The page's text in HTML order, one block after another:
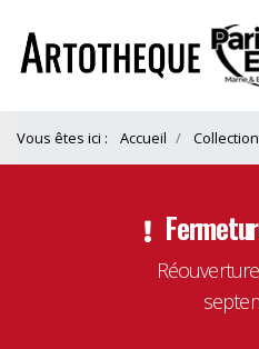
Vous êtes ici : Accueil